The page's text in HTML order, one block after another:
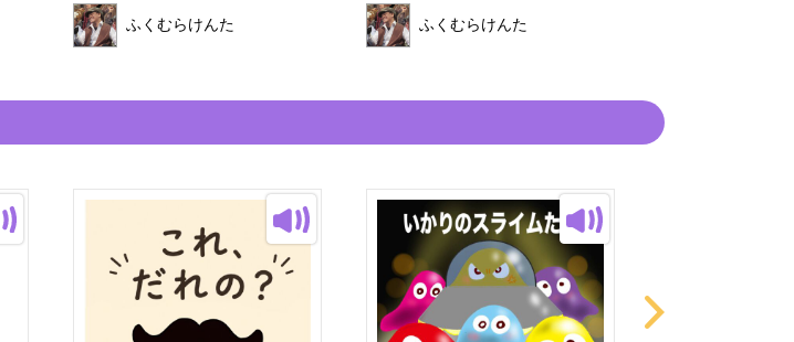
ふくむらけんた ふくむらけんた